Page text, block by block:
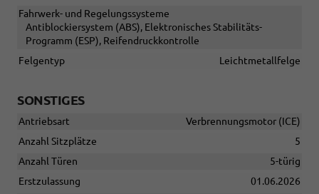
Fahrwerk- und Regelungssysteme
Antiblockiersystem (ABS), Elektronisches Stabilitäts-
Programm (ESP), Reifendruckkontrolle
Felgentyp
Leichtmetallfelge
SONSTIGES
Antriebsart
Verbrennungsmotor (ICE)
Anzahl Sitzplätze
5
Anzahl Türen
5-türig
Erstzulassung
01.06.2026